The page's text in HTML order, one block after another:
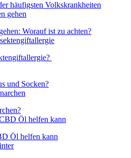
häufigsten Volkskrankheiten
Worauf ist zu achten?
und Socken?
Öl helfen kann